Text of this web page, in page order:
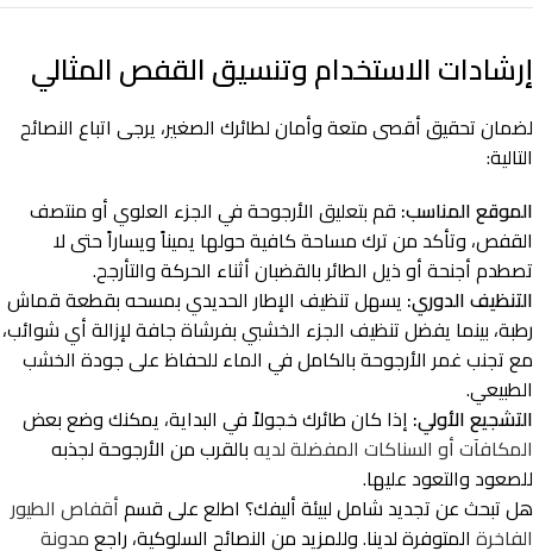
إرشادات الاستخدام وتنسيق القفص المثالي
لضمان تحقيق أقصى متعة وأمان لطائرك الصغير، يرجى اتباع النصائح
التالية:
الموقع المناسب: قم بتعليق الأرجوحة في الجزء العلوي أو منتصف
القفص، وتأكد من ترك مساحة كافية حولها يميناً ويساراً حتى لا
تصطدم أجنحة أو ذيل الطائر بالقضبان أثناء الحركة والتأرجح.
التنظيف الدوري: يسهل تنظيف الإطار الحديدي بمسحه بقطعة قماش
رطبة، بينما يفضل تنظيف الجزء الخشبي بفرشاة جافة لإزالة أي شوائب،
مع تجنب غمر الأرجوحة بالكامل في الماء للحفاظ على جودة الخشب
الطبيعي.
التشجيع الأولي: إذا كان طائرك خجولاً في البداية، يمكنك وضع بعض
المكافآت أو السناكات المفضلة لديهبالقرب من الأرجوحة لجذبه
للصعود والتعود عليها.
هل تبحث عن تجديد شامل لبيئة أليفك؟ اطلع على قسمأقفاص الطيور
الفاخرة المتوفرة لدينا. وللمزيد من النصائح السلوكية، راجعمدونة